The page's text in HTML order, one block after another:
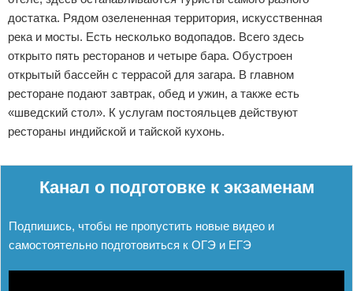
достатка. Рядом озелененная территория, искусственная
река и мосты. Есть несколько водопадов. Всего здесь
открыто пять ресторанов и четыре бара. Обустроен
открытый бассейн с террасой для загара. В главном
ресторане подают завтрак, обед и ужин, а также есть
«шведский стол». К услугам постояльцев действуют
рестораны индийской и тайской кухонь.
Канал о подготовке к экзаменам
Подпишись, чтобы не пропустить новые видео и
самостоятельно подготовиться к ОГЭ и ЕГЭ